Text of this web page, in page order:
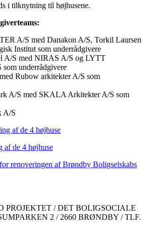
i tilknytning til højhusene.
A/S med Danakon A/S, Torkil Laursen
Institut som underrådgivere
A/S med NIRAS A/S og LYTT
som underrådgivere
Rubow arkitekter A/S som
A/S med SKALA Arkitekter A/S som
A/S
af de 4 højhuse
af de 4 højhuse
renoveringen af Brøndby Boligselskabs
PROJEKTET / DET BOLIGSOCIALE
2 / 2660 BRØNDBY / TLF.